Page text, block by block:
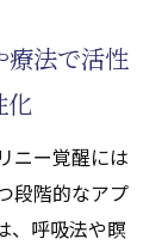
療法で活性
化
ニー覚醒には
段階的なアプ
、呼吸法や瞑